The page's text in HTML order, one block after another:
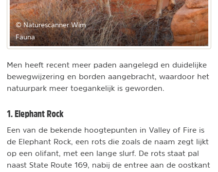
© Naturescanner Wim
Fauna
Men heeft recent meer paden aangelegd en duidelijke
bewegwijzering en borden aangebracht, waardoor het
natuurpark meer toegankelijk is geworden.
1. Elephant Rock
Een van de bekende hoogtepunten in Valley of Fire is
de Elephant Rock, een rots die zoals de naam zegt lijkt
op een olifant, met een lange slurf. De rots staat pal
naast State Route 169, nabij de entree aan de oostkant